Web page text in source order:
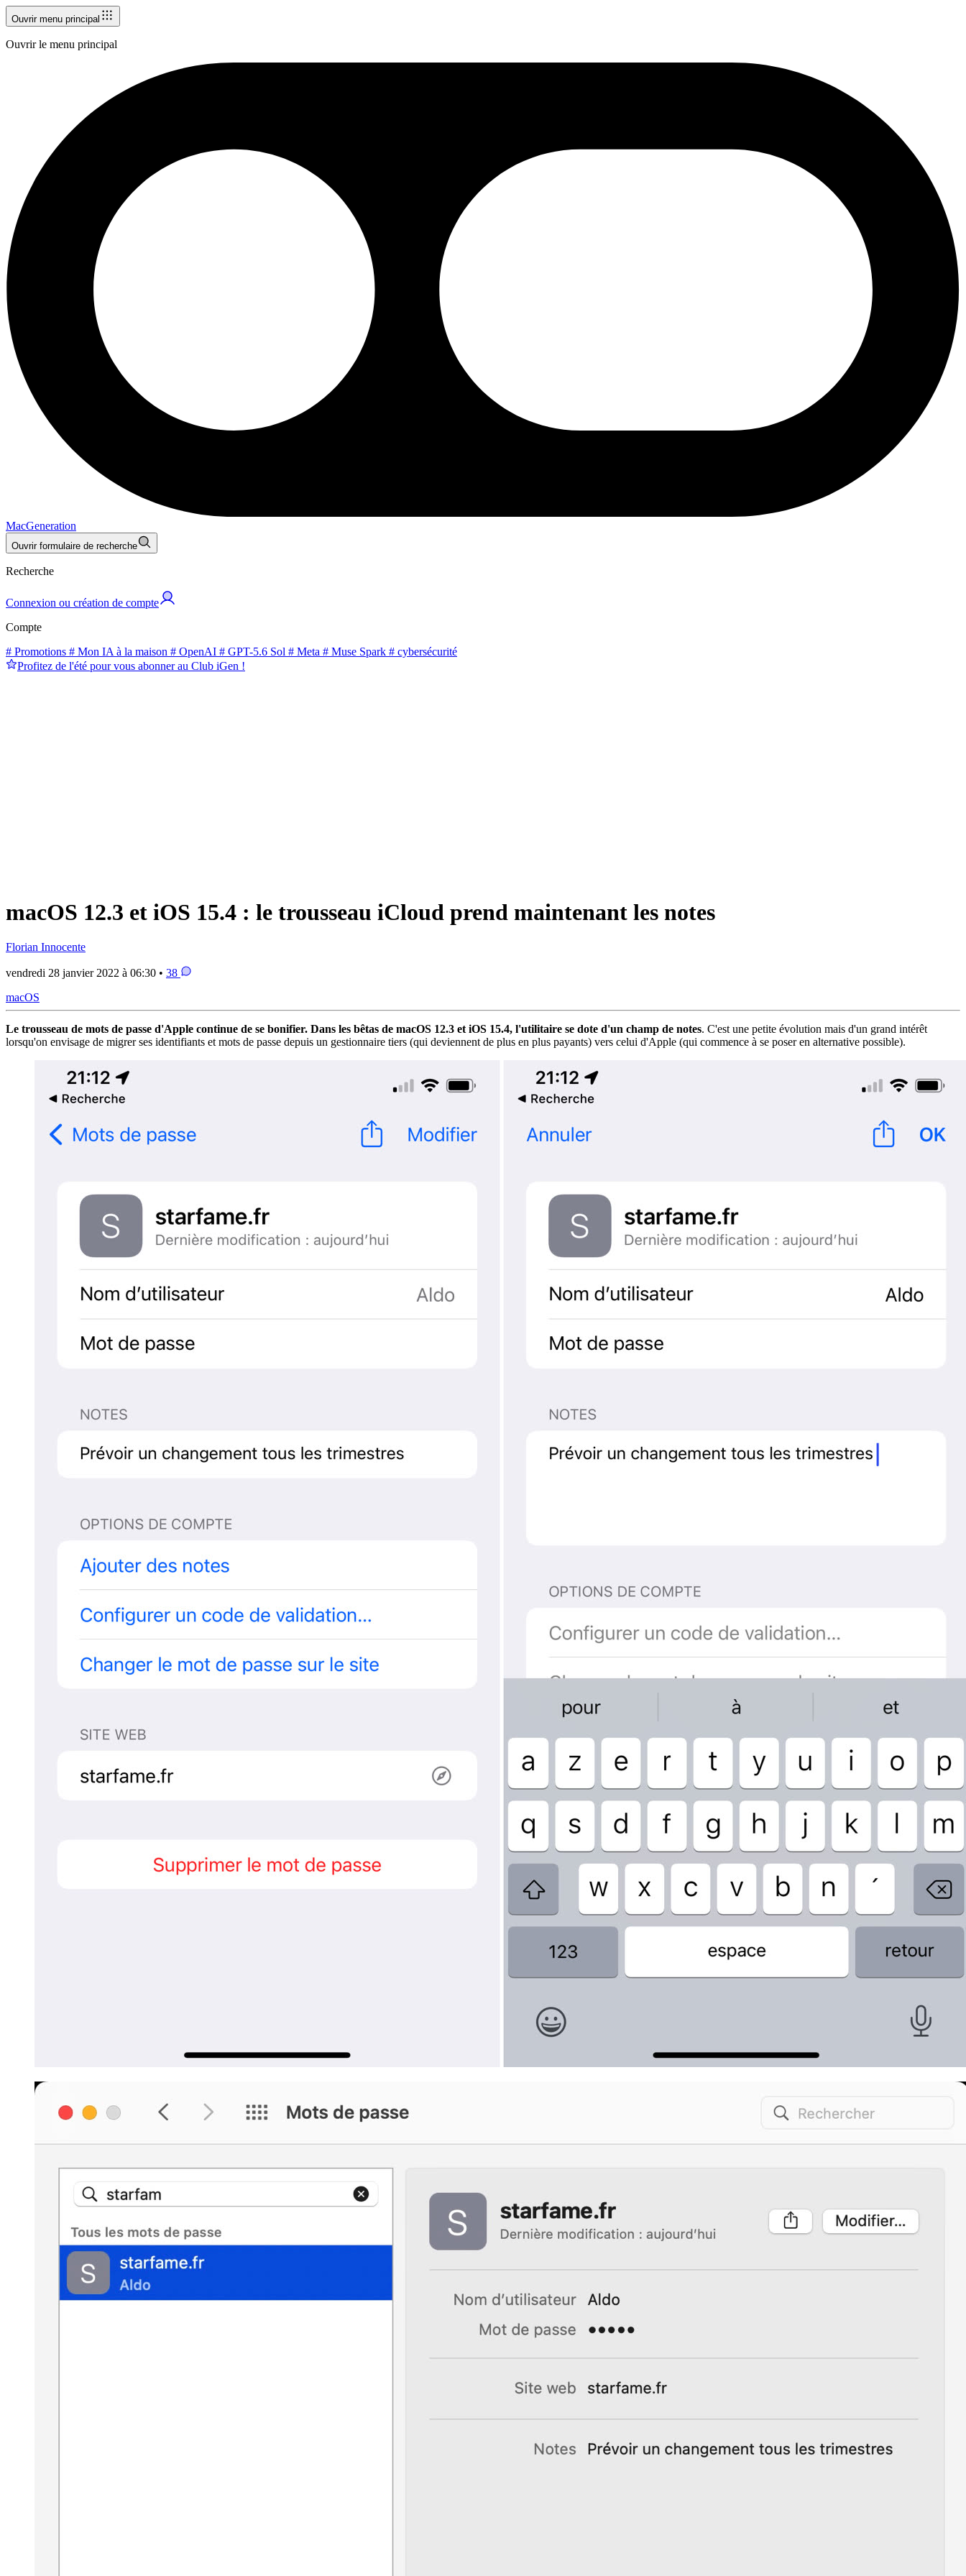
Ouvrir menu principal
Ouvrir le menu principal
MacGeneration
Ouvrir formulaire de recherche
Recherche
Connexion ou création de compte
Compte
# Promotions # Mon IA à la maison # OpenAI # GPT-5.6 Sol # Meta # Muse Spark # cybersécurité
Profitez de l'été pour vous abonner au Club iGen !
macOS 12.3 et iOS 15.4 : le trousseau iCloud prend maintenant les notes
Florian Innocente
vendredi 28 janvier 2022 à 06:30 • 38
macOS
Le trousseau de mots de passe d'Apple continue de se bonifier. Dans les bêtas de macOS 12.3 et iOS 15.4, l'utilitaire se dote d'un champ de notes. C'est une petite évolution mais d'un grand intérêt
lorsqu'on envisage de migrer ses identifiants et mots de passe depuis un gestionnaire tiers (qui deviennent de plus en plus payants) vers celui d'Apple (qui commence à se poser en alternative possible).